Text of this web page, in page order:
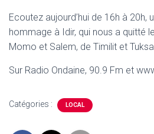
Ecoutez aujourd’hui de 16h à 20h,
hommage à Idir, qui nous a quitté
Momo et Salem, de Timilit et
Sur Radio Ondaine, 90.9 Fm et
Catégories : LOCAL